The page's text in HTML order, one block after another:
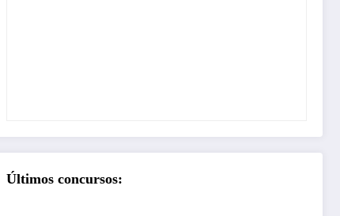
Últimos concursos: